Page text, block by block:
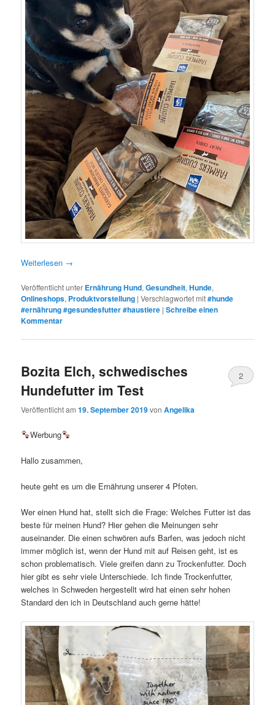
Weiterlesen →
Veröffentlicht unter Ernährung Hund,Gesundheit,Hunde,
Onlineshops, Produktvorstellung |Verschlagwortet mit#hunde
#ernährung #gesundesfutter #haustiere |Schreibe einen
Kommentar
Bozita Elch, schwedisches
Hundefutter im Test
Veröffentlicht am19. September 2019vonAngelika
2
Werbung
Hallo zusammen,
heute geht es um die Ernährung unserer 4 Pfoten.
Wer einen Hund hat, stellt sich die Frage: Welches Futter ist das
beste für meinen Hund? Hier gehen die Meinungen sehr
auseinander. Die einen schwören aufs Barfen, was jedoch nicht
immer möglich ist, wenn der Hund mit auf Reisen geht, ist es
schon problematisch. Viele greifen dann zu Trockenfutter. Doch
hier gibt es sehr viele Unterschiede. Ich finde Trockenfutter,
welches in Schweden hergestellt wird hat einen sehr hohen
Standard den ich in Deutschland auch gerne hätte!